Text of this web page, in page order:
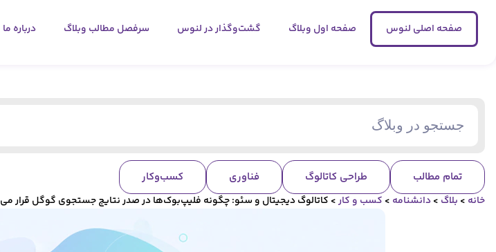
صفحه اصلی لنوس صفحه اول وبلاگ گشت‌وگذار در لنوس سرفصل مطالب وبلاگ درباره ما
تمام مطالب طراحی کاتالوگ فناوری کسب‌وکار
خانه > بلاگ >دانشنامه > کسب و کار> کاتالوگ دیجیتال و سئو: چگونه فلیپ‌بوک‌ها در صدر نتایج جستجوی گوگل قرار